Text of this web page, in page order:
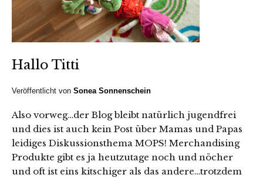
Hallo Titti
Veröffentlicht von Sonea Sonnenschein
Also vorweg…der Blog bleibt natürlich jugendfrei
und dies ist auch kein Post über Mamas und Papas
leidiges Diskussionsthema MOPS! Merchandising
Produkte gibt es ja heutzutage noch und nöcher
und oft ist eins kitschiger als das andere…trotzdem